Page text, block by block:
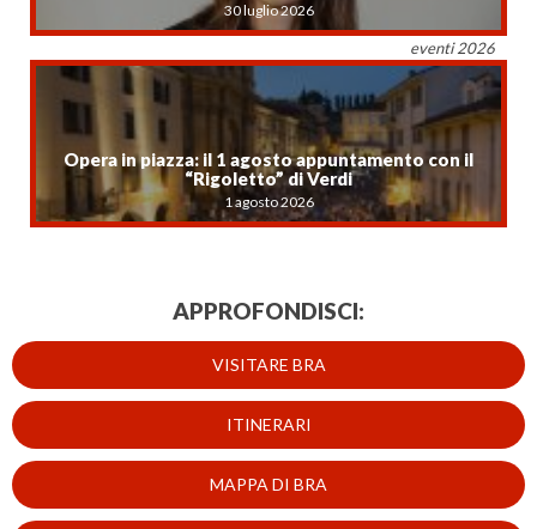
30 luglio 2026
eventi 2026
Opera in piazza: il 1 agosto appuntamento con il
“Rigoletto” di Verdi
1 agosto 2026
APPROFONDISCI:
VISITARE BRA
ITINERARI
MAPPA DI BRA